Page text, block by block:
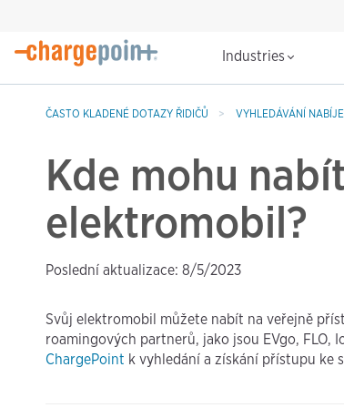
Industries
ČASTO KLADENÉ DOTAZY ŘIDIČŮ VYHLEDÁVÁNÍ
Kde mohu
elektromobil?
Poslední aktualizace: 8/5/2023
Svůj elektromobil můžete nabít na veřejně
roamingových partnerů, jako jsou EVgo, FLO,
ChargePoint k vyhledání a získání přístupu ke